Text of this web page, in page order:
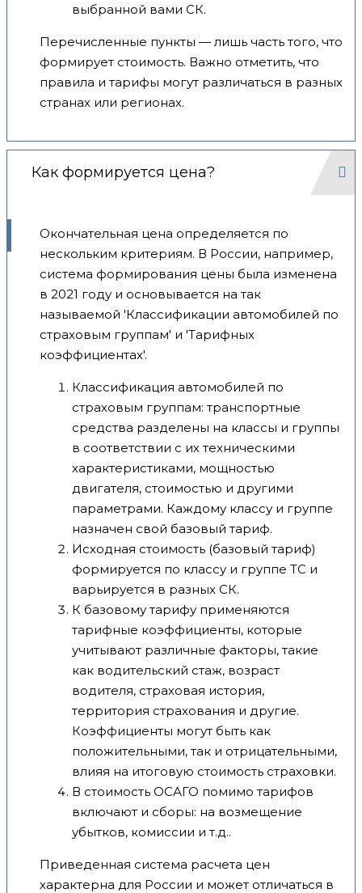
выбранной вами СК.
Перечисленные пункты — лишь часть того, что
формирует стоимость. Важно отметить, что
правила и тарифы могут различаться в разных
странах или регионах.
Как формируется цена?
Окончательная цена определяется по
нескольким критериям. В России, например,
система формирования цены была изменена
в 2021 году и основывается на так
называемой 'Классификации автомобилей по
страховым группам' и 'Тарифных
коэффициентах'.
Классификация автомобилей по
страховым группам: транспортные
средства разделены на классы и группы
в соответствии с их техническими
характеристиками, мощностью
двигателя, стоимостью и другими
параметрами. Каждому классу и группе
назначен свой базовый тариф.
Исходная стоимость (базовый тариф)
формируется по классу и группе ТС и
варьируется в разных СК.
К базовому тарифу применяются
тарифные коэффициенты, которые
учитывают различные факторы, такие
как водительский стаж, возраст
водителя, страховая история,
территория страхования и другие.
Коэффициенты могут быть как
положительными, так и отрицательными,
влияя на итоговую стоимость страховки.
В стоимость ОСАГО помимо тарифов
включают и сборы: на возмещение
убытков, комиссии и т.д..
Приведенная система расчета цен
характерна для России и может отличаться в